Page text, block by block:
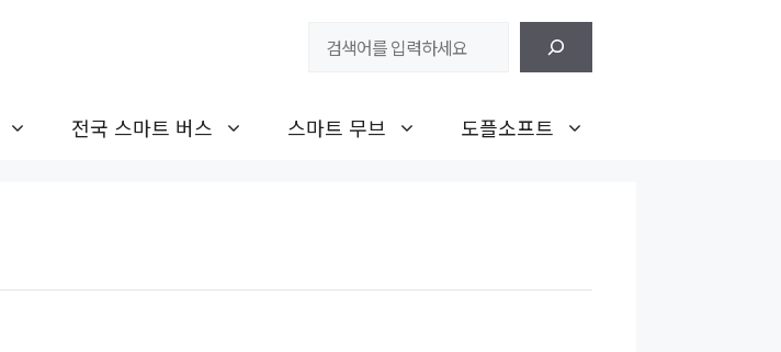
전국 스마트 버스 스마트 무브 도플소프트